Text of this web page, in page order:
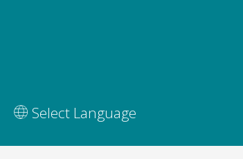
Vertaal deze pagina
Select Language